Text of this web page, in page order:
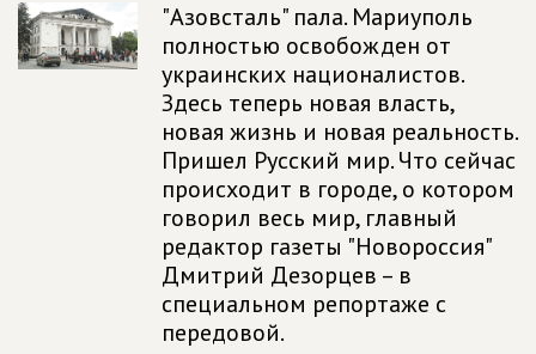
"Азовсталь" пала. Мариуполь
полностью освобожден от
украинских националистов.
Здесь теперь новая власть,
новая жизнь и новая реальность.
Пришел Русский мир. Что сейчас
происходит в городе, о котором
говорил весь мир, главный
редактор газеты "Новороссия"
Дмитрий Дезорцев – в
специальном репортаже с
передовой.